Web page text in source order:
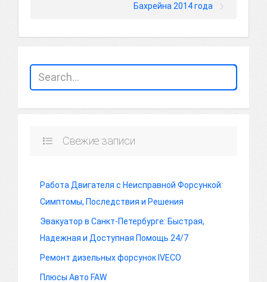
Бахрейна 2014 года
Свежие записи
Работа Двигателя с Неисправной Форсункой:
Симптомы, Последствия и Решения
Эвакуатор в Санкт-Петербурге: Быстрая,
Надежная и Доступная Помощь 24/7
Ремонт дизельных форсунок IVECO
Плюсы Авто FAW